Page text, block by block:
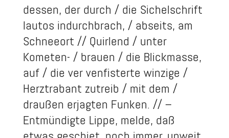
dessen, der durch / die Sichelschrift
lautos indurchbrach, / abseits, am
Schneeort // Quirlend / unter
Kometen- / brauen / die Blickmasse,
auf / die ver venfisterte winzige /
Herztrabant zutreib / mit dem /
draußen erjagten Funken. // –
Entmündigte Lippe, melde, daß